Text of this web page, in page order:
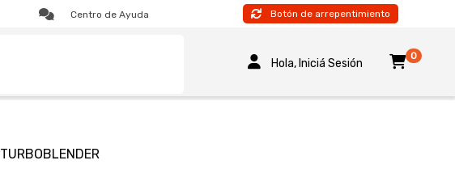
Centro de Ayuda Botón de arrepentimiento
Hola, Iniciá Sesión
0
TURBOBLENDER